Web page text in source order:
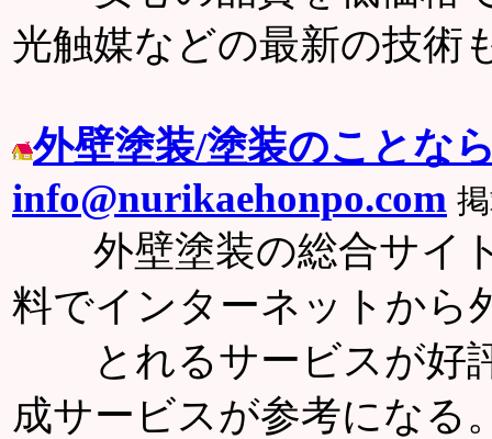
光触媒などの最新の技術
外壁塗装/塗装のことな
info@nurikaehonpo.com
外壁塗装の総合サイト
料でインターネットから
とれるサービスが好評
成サービスが参考になる